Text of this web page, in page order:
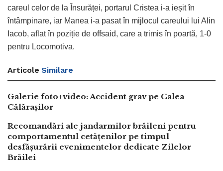
careul celor de la Însurăței, portarul Cristea i-a ieșit în
întâmpinare, iar Manea i-a pasat în mijlocul careului lui Alin
Iacob, aflat în poziție de offsaid, care a trimis în poartă, 1-0
pentru Locomotiva.
Articole Similare
Galerie foto+video: Accident grav pe Calea
Călărașilor
Recomandări ale jandarmilor brăileni pentru
comportamentul cetățenilor pe timpul
desfășurării evenimentelor dedicate Zilelor
Brăilei